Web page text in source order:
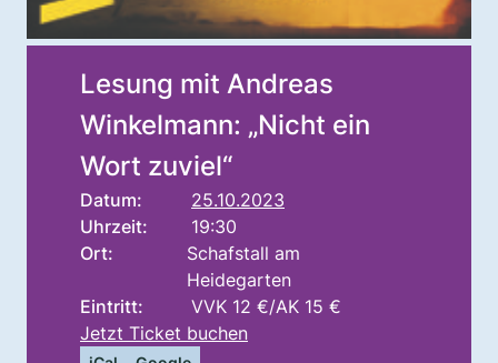
Lesung mit Andreas
Winkelmann: „Nicht ein
Wort zuviel“
Datum:
25.10.2023
Uhrzeit:
19:30
Ort:
Schafstall am
Heidegarten
Eintritt:
VVK 12 €/AK 15 €
Jetzt Ticket buchen